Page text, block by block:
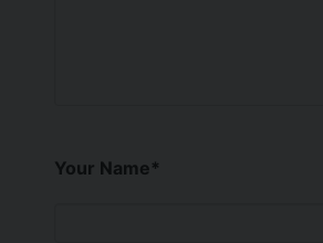
Your Name*